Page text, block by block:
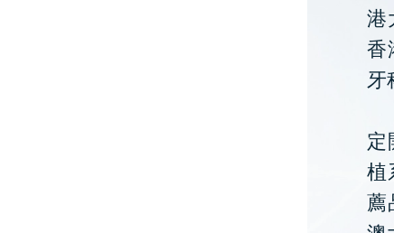
港
香
牙
定
植
薦